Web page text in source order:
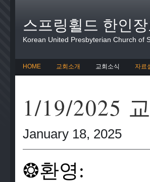
스프링휠드 한인
Korean United Presbyterian Church of
HOME 교회소개 교회소식 자료
1/19/2025
January 18, 2025
❂환영: